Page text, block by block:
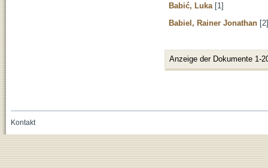
Babić, Luka [1]
Babiel, Rainer Jonathan [2]
Anzeige der Dokumente 1-
Kontakt